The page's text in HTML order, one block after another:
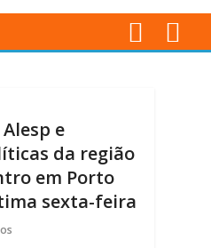
e
da região
em Porto
sexta-feira